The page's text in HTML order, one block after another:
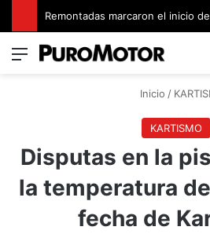
Menú
Inicio /
KARTISMO
Disputas en la
la temperatura
fecha de